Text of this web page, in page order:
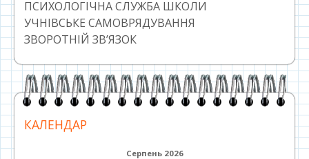
ПСИХОЛОГІЧНА СЛУЖБА ШКОЛИ
УЧНІВСЬКЕ САМОВРЯДУВАННЯ
ЗВОРОТНІЙ ЗВ’ЯЗОК
КАЛЕНДАР
Серпень 2026